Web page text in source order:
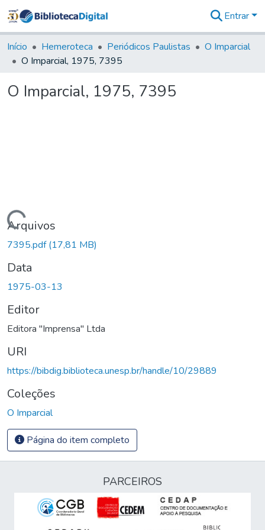
&
Coleções
Tudo na
Digital
Entrar
Início Hemeroteca Periódicos Paulistas
O Imparcial
O Imparcial, 1975, 7395
O Imparcial, 1975, 7395
Carregando...
Arquivos
7395.pdf(17,81 MB)
Data
1975-03-13
Editor
Editora "Imprensa" Ltda
URI
https://bibdig.biblioteca.unesp.br/handle/10/29889
Coleções
O Imparcial
Página do item completo
PARCEIROS